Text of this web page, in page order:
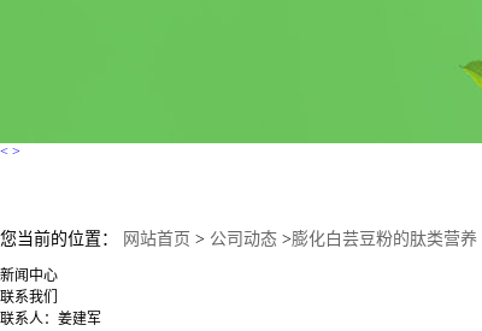
< >
您当前的位置： 网站首页 > 公司动态 >膨化白芸豆粉的肽类营养
新闻中心
联系我们
联系人：姜建军